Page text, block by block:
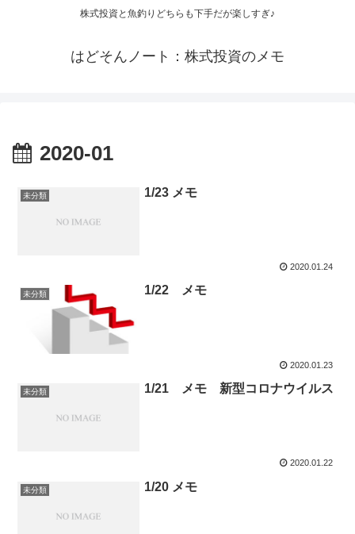
株式投資と魚釣りどちらも下手だが楽しすぎ♪
はどそんノート：株式投資のメモ
2020-01
未分類 1/23 メモ
2020.01.24
未分類 1/22 メモ
2020.01.23
未分類 1/21 メモ 新型コロナウイルス
2020.01.22
未分類 1/20 メモ